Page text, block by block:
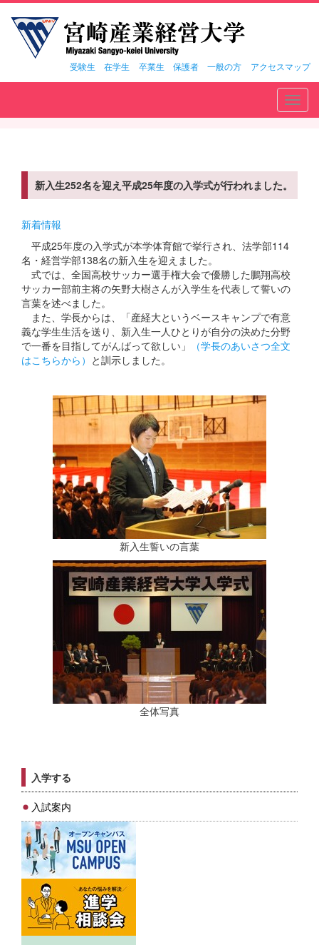
受験生 在学生 卒業生 保護者 一般の方 アクセスマップ
入学する
入試案内
新入生252名を迎え平成25年度の入学式が行われました。
新着情報
平成25年度の入学式が本学体育館で挙行され、法学部114
名・経営学部138名の新入生を迎えました。
式では、全国高校サッカー選手権大会で優勝した鵬翔高校
サッカー部前主将の矢野大樹さんが入学生を代表して誓いの
言葉を述べました。
また、学長からは、「産経大というベースキャンプで有意
義な学生生活を送り、新入生一人ひとりが自分の決めた分野
で一番を目指してがんばって欲しい」
（学長のあいさつ全文
はこちらから） と訓示しました。
新入生誓いの言葉
全体写真